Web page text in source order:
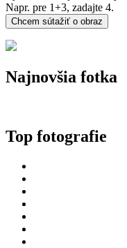
Napr. pre 1+3, zadajte 4.
Najnovšia fotka
Top fotografie